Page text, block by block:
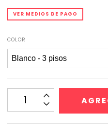
VER MEDIOS DE PAGO
COLOR